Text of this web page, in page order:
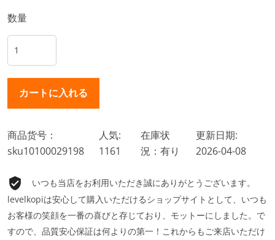
数量
商品货号：
sku10100029198
人気:
1161
在庫状
況：有り
更新日期:
2026-04-08
いつも当店をお利用いただき誠にありがとうございます。
levelkopiは安心して購入いただけるショップサイトとして、いつも
お客様の笑顔を一番の喜びと存じており、モットーにしました。で
すので、品質安心保証は何よりの第一！これからもご来店いただけ